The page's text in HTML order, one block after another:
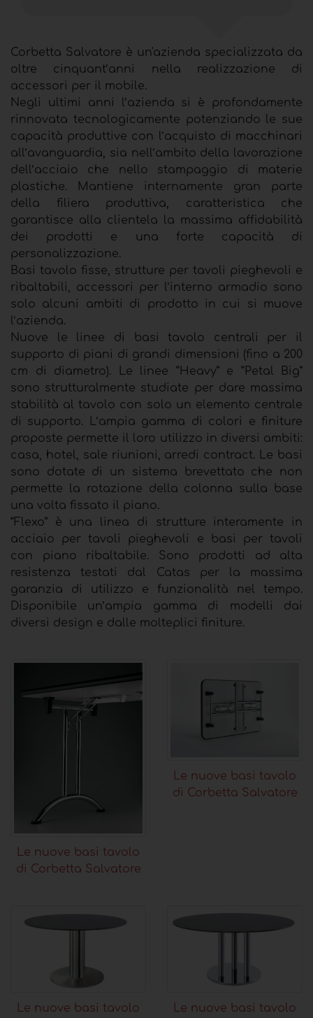
Corbetta Salvatore è un'azienda specializzata da
oltre cinquant’anni nella realizzazione di
accessori per il mobile.
Negli ultimi anni l’azienda si è profondamente
rinnovata tecnologicamente potenziando le sue
capacità produttive con l’acquisto di macchinari
all’avanguardia, sia nell’ambito della lavorazione
dell’acciaio che nello stampaggio di materie
plastiche. Mantiene internamente gran parte
della filiera produttiva, caratteristica che
garantisce alla clientela la massima affidabilità
dei prodotti e una forte capacità di
personalizzazione.
Basi tavolo fisse, strutture per tavoli pieghevoli e
ribaltabili, accessori per l’interno armadio sono
solo alcuni ambiti di prodotto in cui si muove
l’azienda.
Nuove le linee di basi tavolo centrali per il
supporto di piani di grandi dimensioni (fino a 200
cm di diametro). Le linee “Heavy” e “Petal Big”
sono strutturalmente studiate per dare massima
stabilità al tavolo con solo un elemento centrale
di supporto. L’ampia gamma di colori e finiture
proposte permette il loro utilizzo in diversi ambiti:
casa, hotel, sale riunioni, arredi contract. Le basi
sono dotate di un sistema brevettato che non
permette la rotazione della colonna sulla base
una volta fissato il piano.
“Flexo” è una linea di strutture interamente in
acciaio per tavoli pieghevoli e basi per tavoli
con piano ribaltabile. Sono prodotti ad alta
resistenza testati dal Catas per la massima
garanzia di utilizzo e funzionalità nel tempo.
Disponibile un’ampia gamma di modelli dai
diversi design e dalle molteplici finiture.
Le nuove basi tavolo
di Corbetta Salvatore
Le nuove basi tavolo
di Corbetta Salvatore
Le nuove basi tavolo
Le nuove basi tavolo